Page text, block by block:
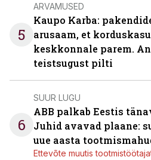
5
ARVAMUSED
Kaupo Karba:
arusaam, et
keskkonnale parem.
teistsugust pilti
6
SUUR LUGU
ABB palkab Eestis
Juhid avavad plaane:
uue aasta
Ettevõte muutis